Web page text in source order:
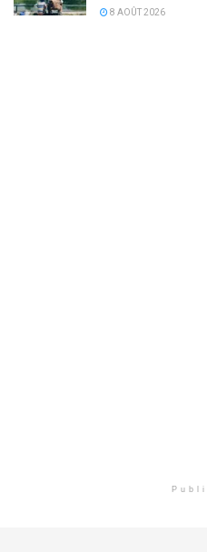
8 AOÛT 2026